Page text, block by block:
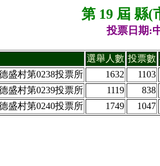
第 19 屆 縣(
投票日期:
選舉人數 投票數
盛村第0238投票所
1632
1103
盛村第0239投票所
1119
838
盛村第0240投票所
1749 1047